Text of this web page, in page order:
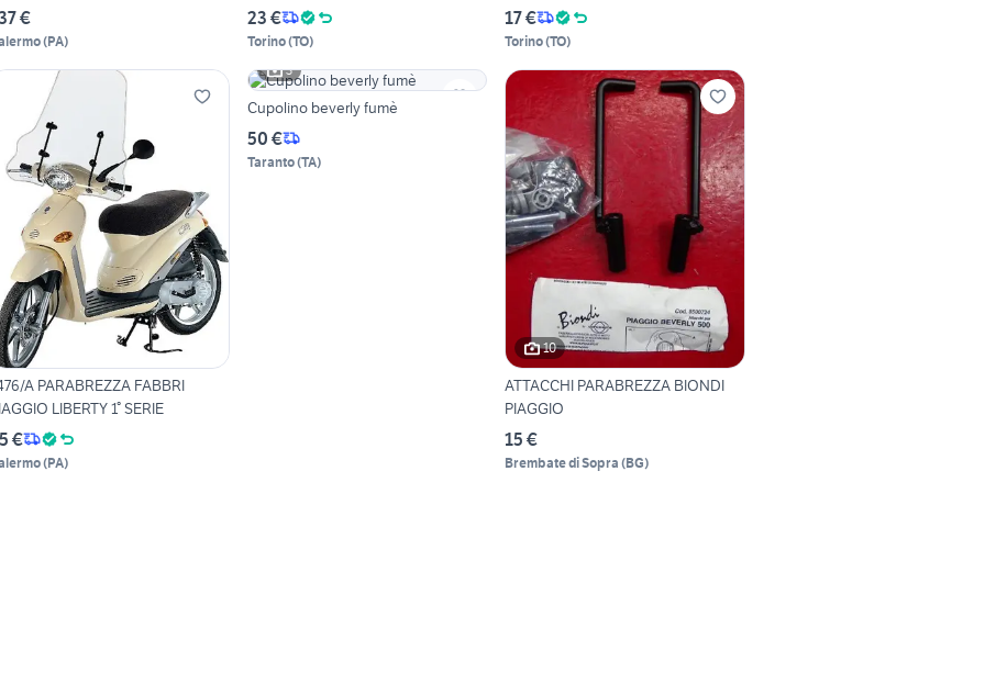
€
(PA)
23 €
Torino(TO)
17 €
Torino(TO)
A PARABREZZA FABBRI
LIBERTY 1° SERIE
€
(PA)
3
Cupolino beverly fumè
50 €
Taranto(TA)
10
ATTACCHI PARABREZZA BIONDI
PIAGGIO
15 €
Brembate di Sopra (BG)